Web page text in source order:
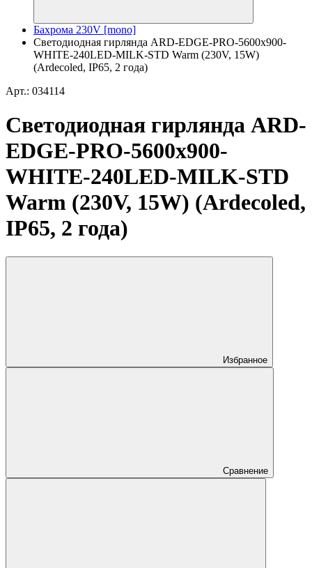
Бахрома 230V [mono]
Светодиодная гирлянда ARD-EDGE-PRO-5600x900-
WHITE-240LED-MILK-STD Warm (230V, 15W)
(Ardecoled, IP65, 2 года)
Арт.: 034114
Светодиодная гирлянда ARD-
EDGE-PRO-5600x900-
WHITE-240LED-MILK-STD
Warm (230V, 15W) (Ardecoled,
IP65, 2 года)
Избранное
Сравнение